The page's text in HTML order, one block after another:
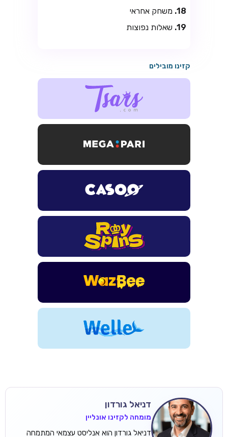
משחק אחראי
שאלות נפוצות
קזינו מובילים
דניאל גורדון
מומחה לקזינו אונליין
דניאל גורדון הוא אנליסט עצמאי המתמחה